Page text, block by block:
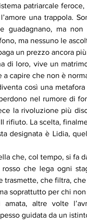
patriarcale
una trappola.
guadagnano, ma
ma nessuno le
un prezzo ancora
di loro, vive un
a capire che non è
così una
nel rumore di
la rivoluzione più
rifiuto. La scelta,
designata è Lidia,
che, col tempo, si fa
che lega ogni
trasmette, che filtra,
soprattutto per chi
amata, altre volte
guidata da un